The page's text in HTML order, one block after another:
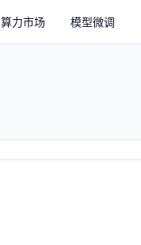
算力市场 模型微调